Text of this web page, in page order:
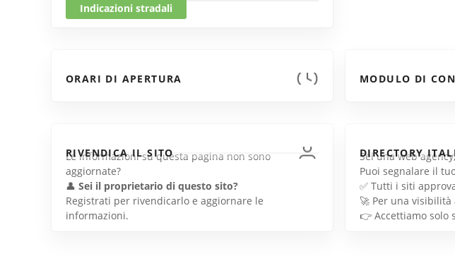
Indicazioni stradali
ORARI DI APERTURA MODULO DI
RIVENDICA IL SITO
Le informazioni su questa pagina non sono
aggiornate?
👤 Sei il proprietario di questo sito?
Registrati per rivendicarlo e aggiornare le
informazioni.
DIRECTORY
Sei una web
Puoi segnalare il
✅ Tutti i siti
🚀 Per una
👉 Accettiamo solo